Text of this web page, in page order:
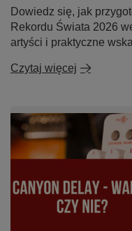
Dowiedz się, jak
Rekordu Świata 2026
artyści i praktyczne
Czytaj więcej